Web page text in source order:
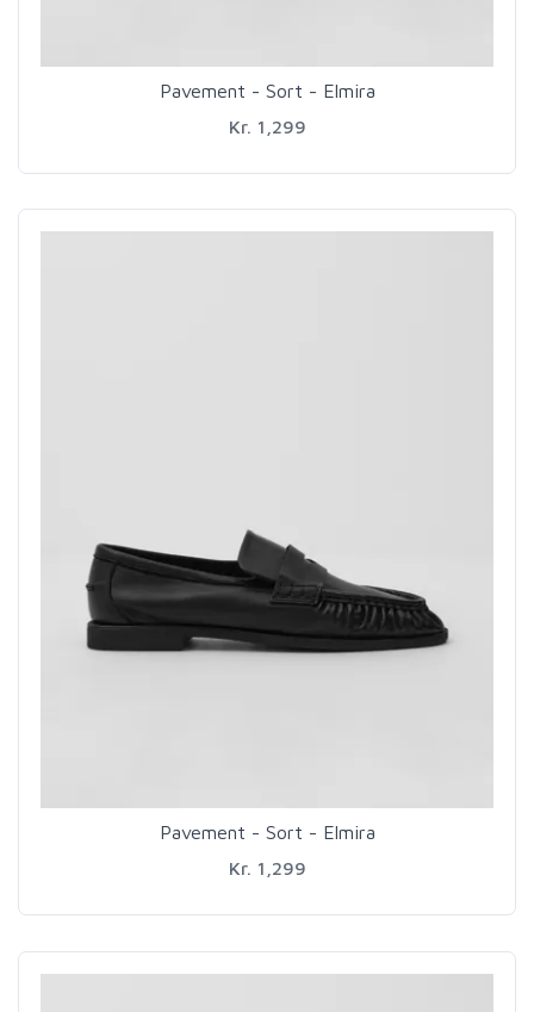
Pavement - Sort - Elmira
Kr. 1,299
Pavement - Sort - Elmira
Kr. 1,299